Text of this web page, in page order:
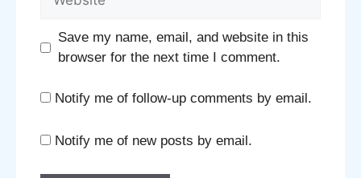
Save my name, email, and website in this
browser for the next time I comment.
Notify me of follow-up comments by email.
Notify me of new posts by email.